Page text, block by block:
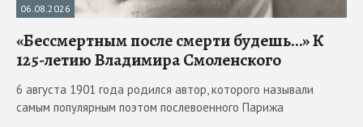
06.08.2026
«Бессмертным после смерти будешь…» К
125-летию Владимира Смоленского
6 августа 1901 года родился автор, которого называли
самым популярным поэтом послевоенного Парижа